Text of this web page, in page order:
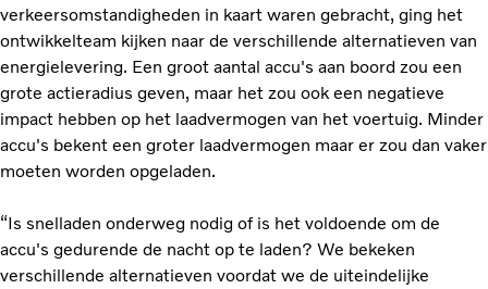
verkeersomstandigheden in kaart waren gebracht, ging het
ontwikkelteam kijken naar de verschillende alternatieven van
energielevering. Een groot aantal accu's aan boord zou een
grote actieradius geven, maar het zou ook een negatieve
impact hebben op het laadvermogen van het voertuig. Minder
accu's bekent een groter laadvermogen maar er zou dan vaker
moeten worden opgeladen.
“Is snelladen onderweg nodig of is het voldoende om de
accu's gedurende de nacht op te laden? We bekeken
verschillende alternatieven voordat we de uiteindelijke